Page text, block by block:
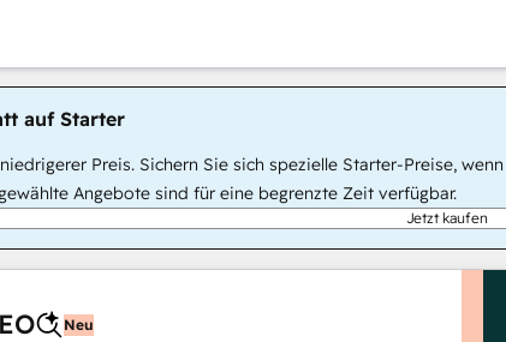
auf Starter
Preis. Sichern Sie sich spezielle Starter-Preise,
Angebote sind für eine begrenzte Zeit verfügbar.
Jetzt kaufen
Neu